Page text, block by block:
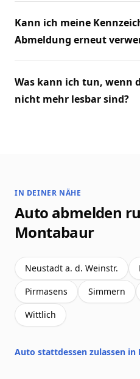
Kann ich meine
Abmeldung erneut
Was kann ich tun, wenn
nicht mehr lesbar sind?
IN DEINER NÄHE
Auto abmelden
Montabaur
Neustadt a. d. Weinstr.
Pirmasens
Simmern
Wittlich
Auto stattdessen zulassen in